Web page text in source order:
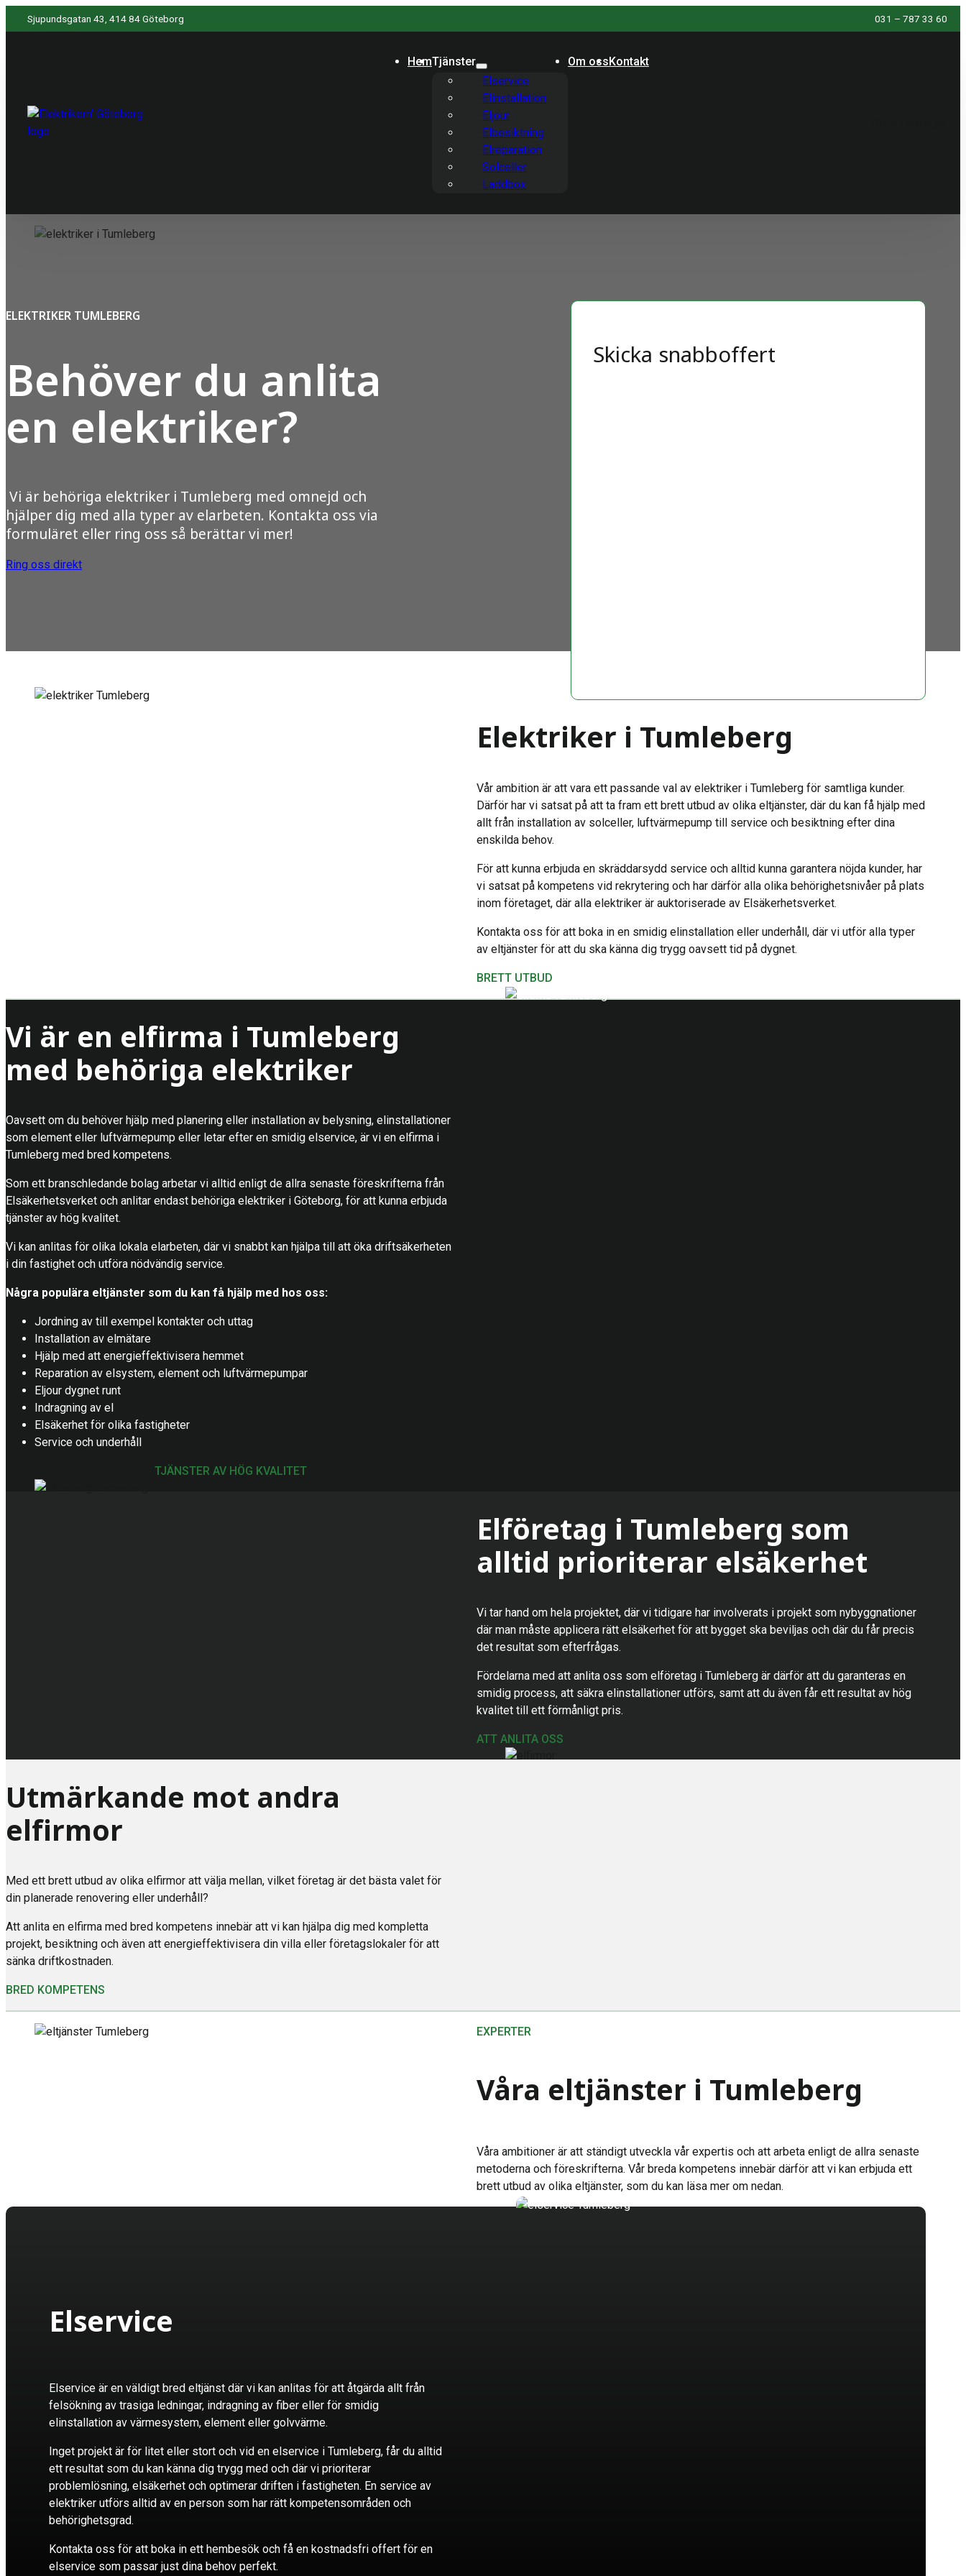
Sjupundsgatan 43, 414 84 Göteborg 031 – 787 33 60
HemTjänster
Elservice
Elinstallation
Eljour
Elbesiktning
Elreparation
Solceller
Laddbox
Om ossKontakt
ELEKTRIKER TUMLEBERG
Behöver du anlita
en elektriker?
Vi är behöriga elektriker i Tumleberg med omnejd och
hjälper dig med alla typer av elarbeten. Kontakta oss via
formuläret eller ring oss så berättar vi mer!
Ring oss direkt
Skicka snabboffert
Elektriker i Tumleberg
Vår ambition är att vara ett passande val av elektriker i Tumleberg för samtliga kunder.
Därför har vi satsat på att ta fram ett brett utbud av olika eltjänster, där du kan få hjälp med
allt från installation av solceller, luftvärmepump till service och besiktning efter dina
enskilda behov.
För att kunna erbjuda en skräddarsydd service och alltid kunna garantera nöjda kunder, har
vi satsat på kompetens vid rekrytering och har därför alla olika behörighetsnivåer på plats
inom företaget, där alla elektriker är auktoriserade av Elsäkerhetsverket.
Kontakta oss för att boka in en smidig elinstallation eller underhåll, där vi utför alla typer
av eltjänster för att du ska känna dig trygg oavsett tid på dygnet.
BRETT UTBUD
Vi är en elfirma i Tumleberg
med behöriga elektriker
Oavsett om du behöver hjälp med planering eller installation av belysning, elinstallationer
som element eller luftvärmepump eller letar efter en smidig elservice, är vi en elfirma i
Tumleberg med bred kompetens.
Som ett branschledande bolag arbetar vi alltid enligt de allra senaste föreskrifterna från
Elsäkerhetsverket och anlitar endast behöriga elektriker i Göteborg, för att kunna erbjuda
tjänster av hög kvalitet.
Vi kan anlitas för olika lokala elarbeten, där vi snabbt kan hjälpa till att öka driftsäkerheten
i din fastighet och utföra nödvändig service.
Några populära eltjänster som du kan få hjälp med hos oss:
Jordning av till exempel kontakter och uttag
Installation av elmätare
Hjälp med att energieffektivisera hemmet
Reparation av elsystem, element och luftvärmepumpar
Eljour dygnet runt
Indragning av el
Elsäkerhet för olika fastigheter
Service och underhåll
TJÄNSTER AV HÖG KVALITET
Elföretag i Tumleberg som
alltid prioriterar elsäkerhet
Vi tar hand om hela projektet, där vi tidigare har involverats i projekt som nybyggnationer
där man måste applicera rätt elsäkerhet för att bygget ska beviljas och där du får precis
det resultat som efterfrågas.
Fördelarna med att anlita oss som elföretag i Tumleberg är därför att du garanteras en
smidig process, att säkra elinstallationer utförs, samt att du även får ett resultat av hög
kvalitet till ett förmånligt pris.
ATT ANLITA OSS
Utmärkande mot andra
elfirmor
Med ett brett utbud av olika elfirmor att välja mellan, vilket företag är det bästa valet för
din planerade renovering eller underhåll?
Att anlita en elfirma med bred kompetens innebär att vi kan hjälpa dig med kompletta
projekt, besiktning och även att energieffektivisera din villa eller företagslokaler för att
sänka driftkostnaden.
BRED KOMPETENS
Våra eltjänster i Tumleberg
Våra ambitioner är att ständigt utveckla vår expertis och att arbeta enligt de allra senaste
metoderna och föreskrifterna. Vår breda kompetens innebär därför att vi kan erbjuda ett
brett utbud av olika eltjänster, som du kan läsa mer om nedan.
EXPERTER
Elservice
Elservice är en väldigt bred eltjänst där vi kan anlitas för att åtgärda allt från
felsökning av trasiga ledningar, indragning av fiber eller för smidig
elinstallation av värmesystem, element eller golvvärme.
Inget projekt är för litet eller stort och vid en elservice i Tumleberg, får du alltid
ett resultat som du kan känna dig trygg med och där vi prioriterar
problemlösning, elsäkerhet och optimerar driften i fastigheten. En service av
elektriker utförs alltid av en person som har rätt kompetensområden och
behörighetsgrad.
Kontakta oss för att boka in ett hembesök och få en kostnadsfri offert för en
elservice som passar just dina behov perfekt.